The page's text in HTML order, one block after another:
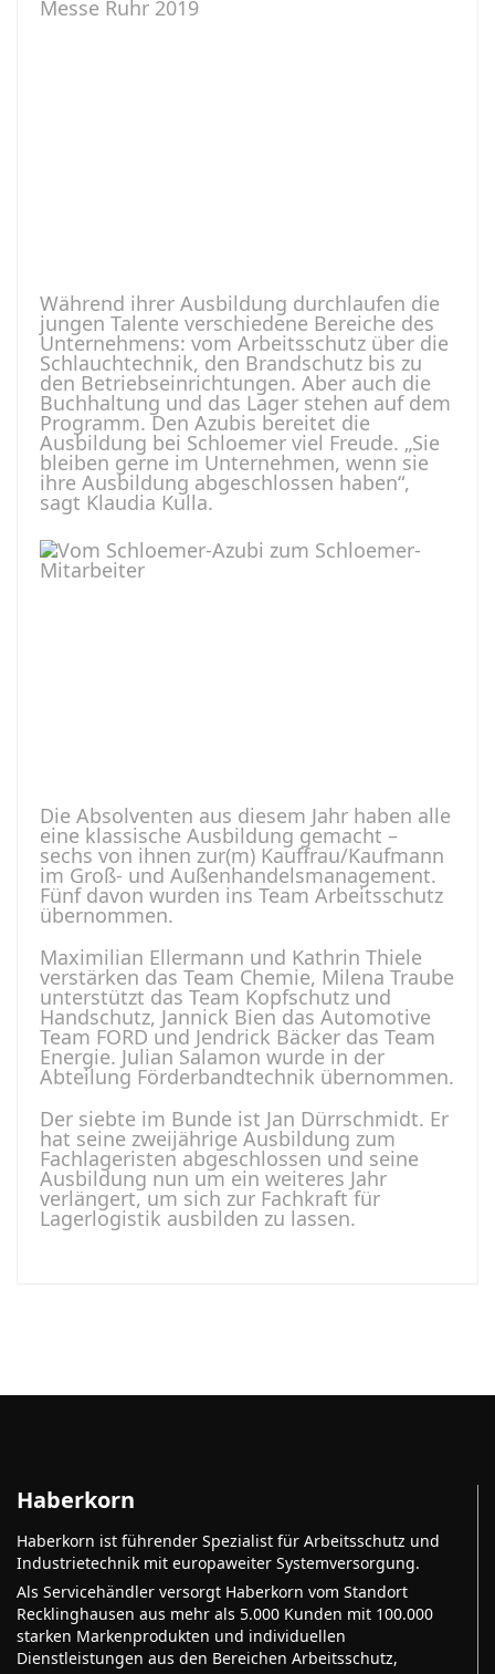
Während ihrer Ausbildung durchlaufen die
jungen Talente verschiedene Bereiche des
Unternehmens: vom Arbeitsschutz über die
Schlauchtechnik, den Brandschutz bis zu
den Betriebseinrichtungen. Aber auch die
Buchhaltung und das Lager stehen auf dem
Programm. Den Azubis bereitet die
Ausbildung bei Schloemer viel Freude. „Sie
bleiben gerne im Unternehmen, wenn sie
ihre Ausbildung abgeschlossen haben“,
sagt Klaudia Kulla.
Die Absolventen aus diesem Jahr haben alle
eine klassische Ausbildung gemacht –
sechs von ihnen zur(m) Kauffrau/Kaufmann
im Groß- und Außenhandelsmanagement.
Fünf davon wurden ins Team Arbeitsschutz
übernommen.
Maximilian Ellermann und Kathrin Thiele
verstärken das Team Chemie, Milena Traube
unterstützt das Team Kopfschutz und
Handschutz, Jannick Bien das Automotive
Team FORD und Jendrick Bäcker das Team
Energie. Julian Salamon wurde in der
Abteilung Förderbandtechnik übernommen.
Der siebte im Bunde ist Jan Dürrschmidt. Er
hat seine zweijährige Ausbildung zum
Fachlageristen abgeschlossen und seine
Ausbildung nun um ein weiteres Jahr
verlängert, um sich zur Fachkraft für
Lagerlogistik ausbilden zu lassen.
Haberkorn
Haberkorn ist führender Spezialist für Arbeitsschutz und
Industrietechnik mit europaweiter Systemversorgung.
Als Servicehändler versorgt Haberkorn vom Standort
Recklinghausen aus mehr als 5.000 Kunden mit 100.000
starken Markenprodukten und individuellen
Dienstleistungen aus den Bereichen Arbeitsschutz,